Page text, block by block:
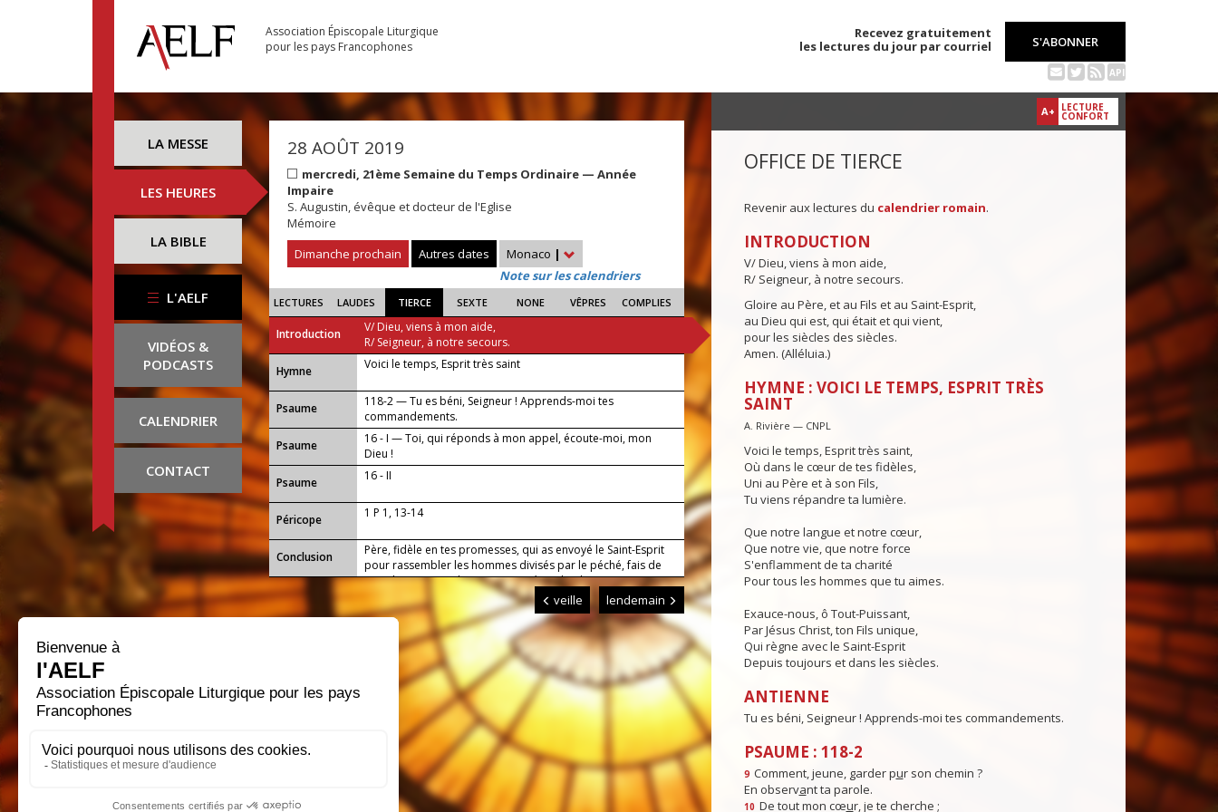
Association Épiscopale Liturgique
pour les pays Francophones
Recevez gratuitement
les lectures du jour par courriel
S'ABONNER
API
LA MESSE
LES HEURES
LA BIBLE
L'AELF
VIDÉOS &
PODCASTS
CALENDRIER
CONTACT
28 AOÛT 2019
mercredi, 21ème Semaine du Temps Ordinaire — Année
Impaire
S. Augustin, évêque et docteur de l'Eglise
Mémoire
Dimanche prochain
Autres dates Monaco |
Note sur les calendriers
LECTURES LAUDES TIERCE SEXTE NONE VÊPRES COMPLIES
Introduction
V/ Dieu, viens à mon aide,
R/ Seigneur, à notre secours.
...
Hymne Voici le temps, Esprit très saint
Psaume
118-2 — Tu es béni, Seigneur ! Apprends-moi tes
commandements.
Psaume
16 - I — Toi, qui réponds à mon appel, écoute-moi, mon
Dieu !
Psaume
16 - II
Péricope 1 P 1, 13-14
Conclusion
Père, fidèle en tes promesses, qui as envoyé le Saint-Esprit
pour rassembler les hommes divisés par le péché, fais de
nous les artisans de ta paix. Par Jésus, le Christ, notre
veille lendemain
A+ LECTURE
CONFORT
OFFICE DE TIERCE
Revenir aux lectures du calendrier romain.
INTRODUCTION
V/ Dieu, viens à mon aide,
R/ Seigneur, à notre secours.
Gloire au Père, et au Fils et au Saint-Esprit,
au Dieu qui est, qui était et qui vient,
pour les siècles des siècles.
Amen. (Alléluia.)
HYMNE : VOICI LE TEMPS, ESPRIT TRÈS
SAINT
A. Rivière — CNPL
Voici le temps, Esprit très saint,
Où dans le cœur de tes fidèles,
Uni au Père et à son Fils,
Tu viens répandre ta lumière.
Que notre langue et notre cœur,
Que notre vie, que notre force
S'enflamment de ta charité
Pour tous les hommes que tu aimes.
Exauce-nous, ô Tout-Puissant,
Par Jésus Christ, ton Fils unique,
Qui règne avec le Saint-Esprit
Depuis toujours et dans les siècles.
ANTIENNE
Tu es béni, Seigneur ! Apprends-moi tes commandements.
PSAUME : 118-2
9 Comment, jeune, garder pur son chemin ?
En observant ta parole.
10 De tout mon cœur, je te cherche ;